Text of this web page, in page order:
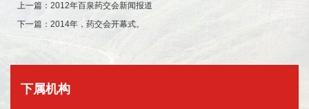
上一篇： 2012年百泉药交会新闻报道
下一篇： 2014年，药交会开幕式。
下属机构